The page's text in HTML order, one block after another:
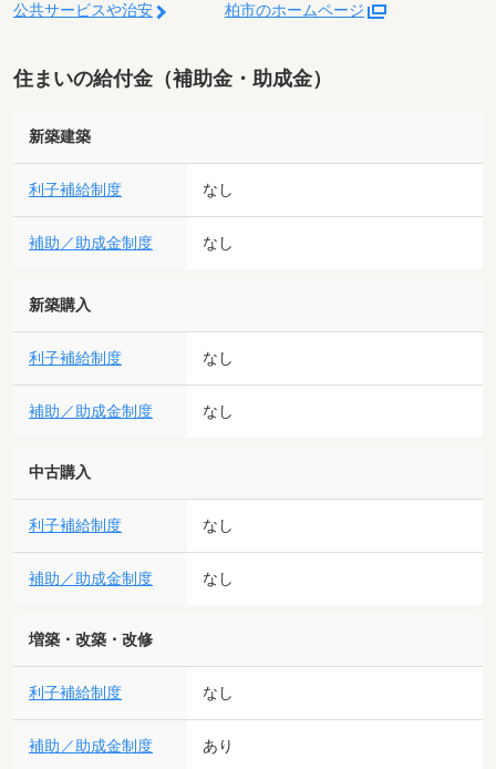
公共サービスや治安 柏市のホームページ
住まいの給付金（補助金・助成金）
新築建築
利子補給制度 なし
補助／助成金制度 なし
新築購入
利子補給制度 なし
補助／助成金制度 なし
中古購入
利子補給制度 なし
補助／助成金制度 なし
増築・改築・改修
利子補給制度 なし
補助／助成金制度 あり